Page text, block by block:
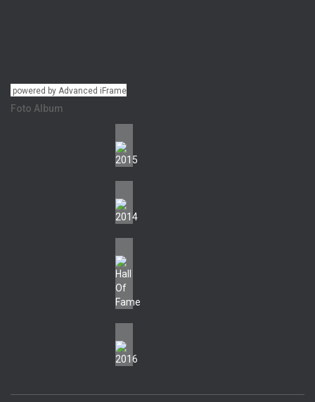
powered by Advanced iFrame
Foto Album